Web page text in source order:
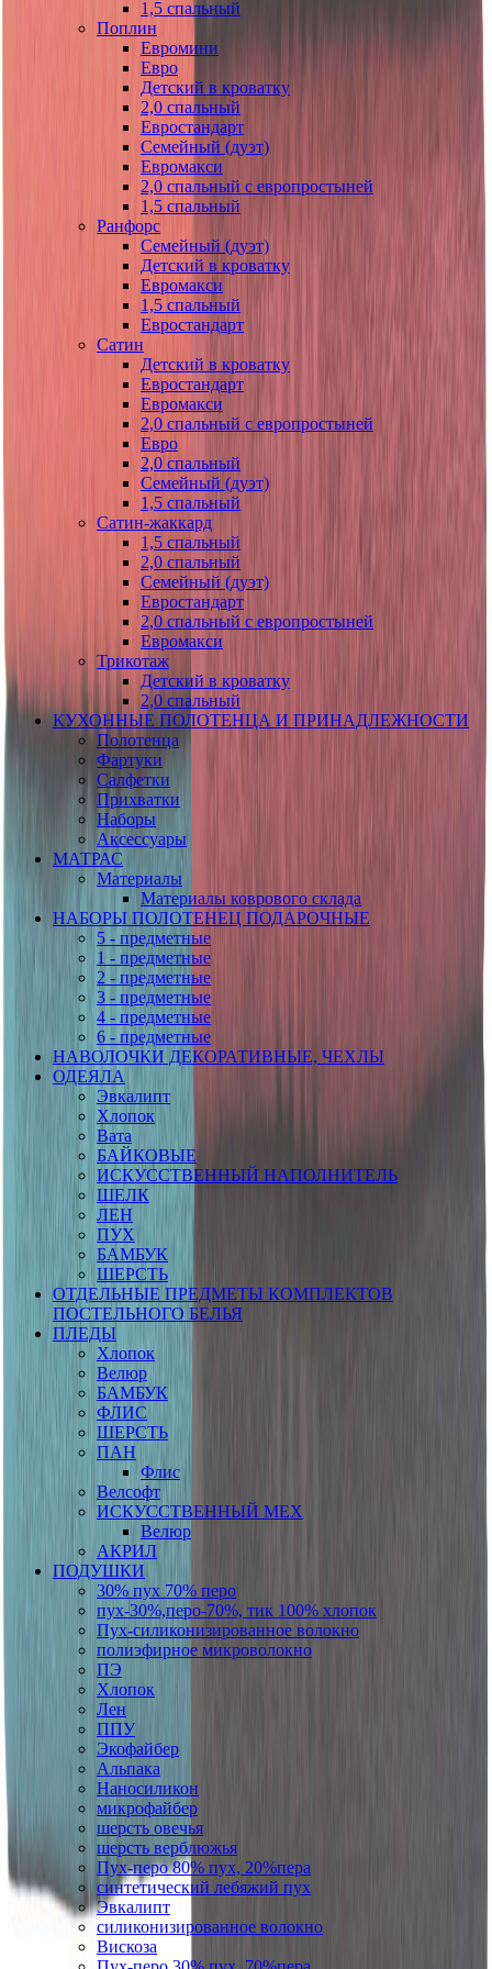
1,5 спальный
Поплин
Евромини
Евро
Детский в кроватку
2,0 спальный
Евростандарт
Семейный (дуэт)
Евромакси
2,0 спальный с европростыней
1,5 спальный
Ранфорс
Семейный (дуэт)
Детский в кроватку
Евромакси
1,5 спальный
Евростандарт
Сатин
Детский в кроватку
Евростандарт
Евромакси
2,0 спальный с европростыней
Евро
2,0 спальный
Семейный (дуэт)
1,5 спальный
Сатин-жаккард
1,5 спальный
2,0 спальный
Семейный (дуэт)
Евростандарт
2,0 спальный с европростыней
Евромакси
Трикотаж
Детский в кроватку
2,0 спальный
КУХОННЫЕ ПОЛОТЕНЦА И ПРИНАДЛЕЖНОСТИ
Полотенца
Фартуки
Салфетки
Прихватки
Наборы
Аксессуары
МАТРАС
Материалы
Материалы коврового склада
НАБОРЫ ПОЛОТЕНЕЦ ПОДАРОЧНЫЕ
5 - предметные
1 - предметные
2 - предметные
3 - предметные
4 - предметные
6 - предметные
НАВОЛОЧКИ ДЕКОРАТИВНЫЕ, ЧЕХЛЫ
ОДЕЯЛА
Эвкалипт
Хлопок
Вата
БАЙКОВЫЕ
ИСКУССТВЕННЫЙ НАПОЛНИТЕЛЬ
ШЕЛК
ЛЕН
ПУХ
БАМБУК
ШЕРСТЬ
ОТДЕЛЬНЫЕ ПРЕДМЕТЫ КОМПЛЕКТОВ
ПОСТЕЛЬНОГО БЕЛЬЯ
ПЛЕДЫ
Хлопок
Велюр
БАМБУК
ФЛИС
ШЕРСТЬ
ПАН
Флис
Велсофт
ИСКУССТВЕННЫЙ МЕХ
Велюр
АКРИЛ
ПОДУШКИ
30% пух 70% перо
пух-30%,перо-70%, тик 100% хлопок
Пух-силиконизированное волокно
полиэфирное микроволокно
ПЭ
Хлопок
Лен
ППУ
Экофайбер
Альпака
Наносиликон
микрофайбер
шерсть овечья
шерсть верблюжья
Пух-перо 80% пух, 20%пера
синтетический лебяжий пух
Эвкалипт
силиконизированное волокно
Вискоза